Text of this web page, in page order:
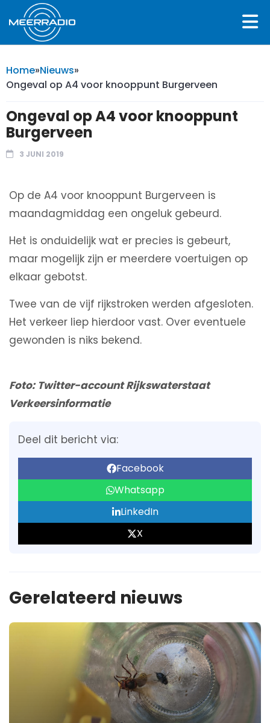
Home»Nieuws»
Ongeval op A4 voor knooppunt Burgerveen
Ongeval op A4 voor knooppunt
Burgerveen
3 JUNI 2019
Op de A4 voor knooppunt Burgerveen is
maandagmiddag een ongeluk gebeurd.
Het is onduidelijk wat er precies is gebeurt,
maar mogelijk zijn er meerdere voertuigen op
elkaar gebotst.
Twee van de vijf rijkstroken werden afgesloten.
Het verkeer liep hierdoor vast. Over eventuele
gewonden is niks bekend.
Foto: Twitter-account Rijkswaterstaat
Verkeersinformatie
Deel dit bericht via:
Facebook
Whatsapp
LinkedIn
X
Gerelateerd nieuws